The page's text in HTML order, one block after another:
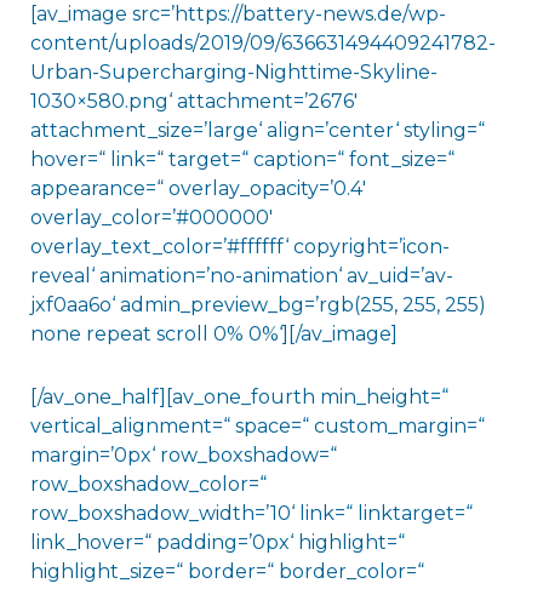
[av_image src=’https://battery-news.de/wp-
content/uploads/2019/09/636631494409241782-
Urban-Supercharging-Nighttime-Skyline-
1030×580.png‘ attachment=’2676′
attachment_size=’large‘ align=’center‘ styling=“
hover=“ link=“ target=“ caption=“ font_size=“
appearance=“ overlay_opacity=’0.4′
overlay_color=’#000000′
overlay_text_color=’#ffffff‘ copyright=’icon-
reveal‘ animation=’no-animation‘ av_uid=’av-
jxf0aa6o‘ admin_preview_bg=’rgb(255, 255, 255)
none repeat scroll 0% 0%‘][/av_image]
[/av_one_half][av_one_fourth min_height=“
vertical_alignment=“ space=“ custom_margin=“
margin=’0px‘ row_boxshadow=“
row_boxshadow_color=“
row_boxshadow_width=’10‘ link=“ linktarget=“
link_hover=“ padding=’0px‘ highlight=“
highlight_size=“ border=“ border_color=“